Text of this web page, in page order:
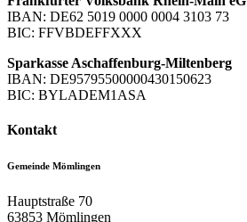
IBAN: DE62 5019 0000 0004 3103 73
BIC: FFVBDEFFXXX
Sparkasse Aschaffenburg-Miltenberg
IBAN: DE95795500000430150623
BIC: BYLADEM1ASA
Kontakt
Gemeinde Mömlingen
Hauptstraße 70
63853 Mömlingen